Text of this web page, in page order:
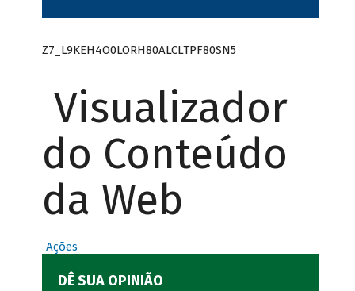
Z7_L9KEH4O0LORH80ALCLTPF80SN5
Visualizador
do Conteúdo
da Web
Ações
DÊ SUA OPINIÃO